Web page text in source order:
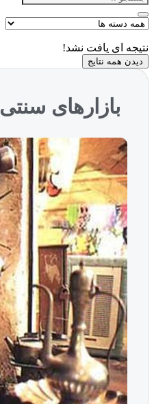
نتیجه ای یافت نشد!
دیدن همه نتایج
بازارهای سنتی